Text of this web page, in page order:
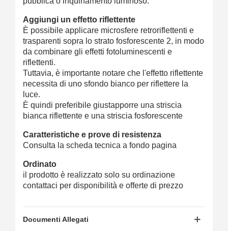
Aggiungi un effetto riflettente
È possibile applicare microsfere retroriflettenti e
trasparenti sopra lo strato fosforescente 2, in modo
da combinare gli effetti fotoluminescenti e
riflettenti.
Tuttavia, è importante notare che l'effetto riflettente
necessita di uno sfondo bianco per riflettere la
luce.
È quindi preferibile giustapporre una striscia
bianca riflettente e una striscia fosforescente
Caratteristiche e prove di resistenza
Consulta la scheda tecnica a fondo pagina
Ordinato
il prodotto è realizzato solo su ordinazione
contattaci per disponibilità e offerte di prezzo
Documenti Allegati